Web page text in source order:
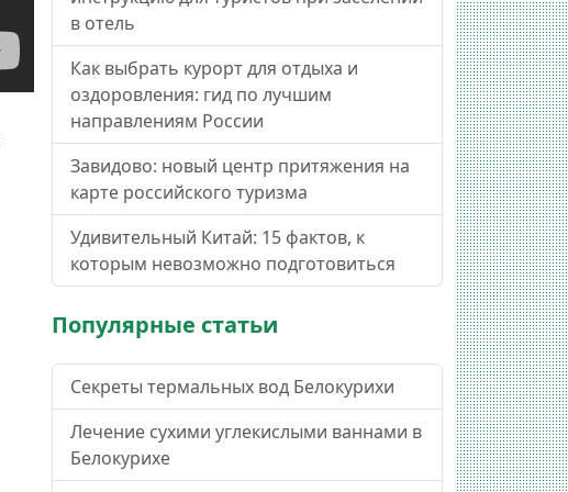
в отель
Как выбрать курорт для отдыха и
оздоровления: гид по лучшим
направлениям России
Завидово: новый центр притяжения на
карте российского туризма
Удивительный Китай: 15 фактов, к
которым невозможно подготовиться
Популярные статьи
Секреты термальных вод Белокурихи
Лечение сухими углекислыми ваннами в
Белокурихе